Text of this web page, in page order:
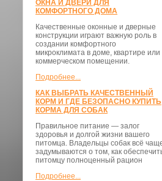
ОКНА И ДВЕРИ ДЛЯ
КОМФОРТНОГО ДОМА
Качественные оконные и дверные
конструкции играют важную роль в
создании комфортного
микроклимата в доме, квартире или
коммерческом помещении.
Подробнее...
КАК ВЫБРАТЬ КАЧЕСТВЕННЫЙ
КОРМ И ГДЕ БЕЗОПАСНО КУПИТЬ
КОРМА ДЛЯ СОБАК
Правильное питание — залог
здоровья и долгой жизни вашего
питомца. Владельцы собак всё
задумываются о том, как
питомцу полноценный рацион
Подробнее...